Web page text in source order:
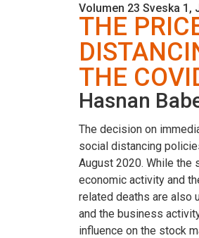
Volumen 23 Sveska 1,
THE
THE
Hasnan
The decision on
social distancing
August 2020. While the
economic activity and
related deaths are also
and the business
influence on the stock